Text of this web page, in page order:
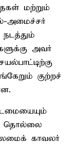
மற்றும்
அமைச்சர்
அவர்
குற்றச்
தொல்லை
காவலர்